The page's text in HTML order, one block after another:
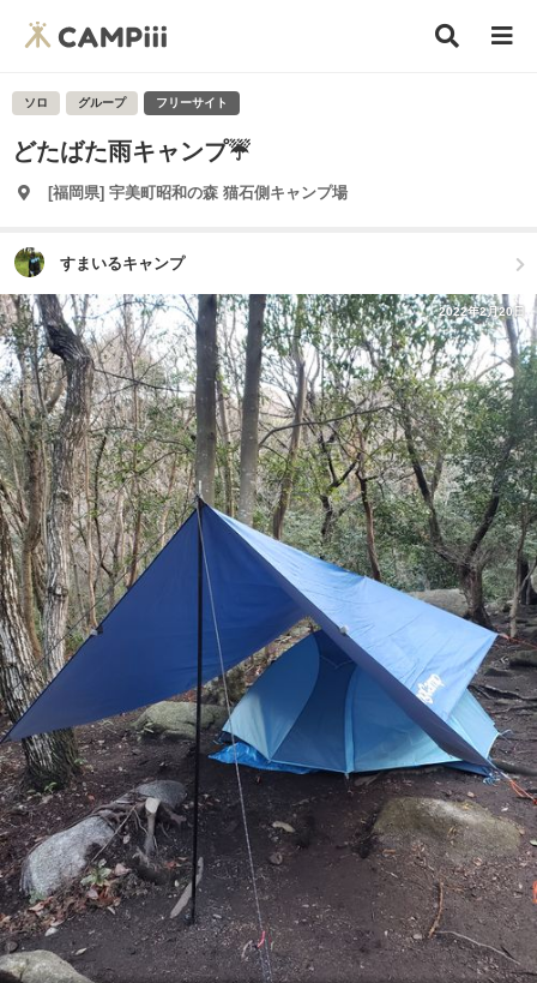
ソロ グループ フリーサイト
どたばた雨キャンプ☔
[福岡県] 宇美町昭和の森 猫石側キャンプ場
すまいるキャンプ
2022年2月20日